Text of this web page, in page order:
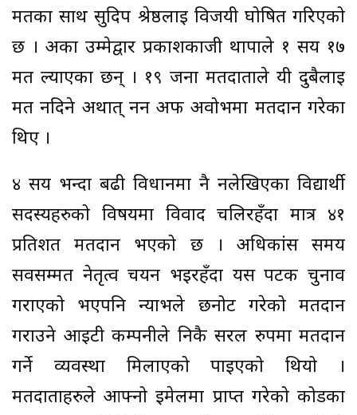
मतका साथ सुदिप श्रेष्ठलाई विजयी घोषित गरिएको
छ । अर्का उम्मेद्वार प्रकाशकाजी थापाले १ सय १७
मत ल्याएका छन् । १९ जना मतदाताले यी दुबैलाई
मत नदिने अर्थात् नन अफ अवोभमा मतदान गरेका
थिए ।
४ सय भन्दा बढी विधानमा नै नलेखिएका विद्यार्थी
सदस्यहरुको विषयमा विवाद चलिरहँदा मात्र ४१
प्रतिशत मतदान भएको छ । अधिकांस समय
सर्वसम्मत नेतृत्व चयन भइरहँदा यस पटक चुनाव
गराएको भएपनि न्याभले छनोट गरेको मतदान
गराउने आईटी कम्पनीले निकै सरल रुपमा मतदान
गर्ने व्यवस्था मिलाएको पाइएको थियो ।
मतदाताहरुले आफ्नो ईमेलमा प्राप्त गरेको कोडका